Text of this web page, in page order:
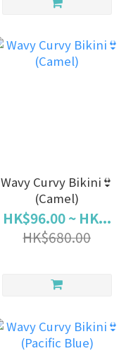
Wavy Curvy Bikini👙
(Camel)
HK$96.00 ~ HK...
HK$680.00